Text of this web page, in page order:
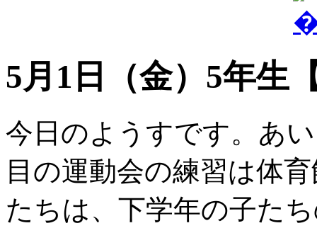
5月1日（金）5年生
今日のようすです。あ
目の運動会の練習は体
たちは、下学年の子た